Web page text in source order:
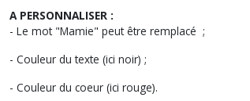
A PERSONNALISER :
- Le mot "Mamie" peut être remplacé ;
- Couleur du texte (ici noir) ;
- Couleur du coeur (ici rouge).